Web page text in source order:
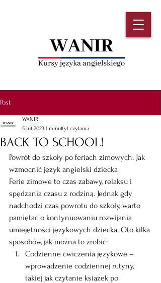
Post
BACK TO SCHOOL!
WANIR
5 lut 20231 minut(y) czytania
Powrót do szkoły po feriach zimowych: Jak
wzmocnić język angielski dziecka
Ferie zimowe to czas zabawy, relaksu i
spędzania czasu z rodziną. Jednak gdy
nadchodzi czas powrotu do szkoły, warto
pamiętać o kontynuowaniu rozwijania
umiejętności językowych dziecka. Oto kilka
sposobów, jak można to zrobić:
Codzienne ćwiczenia językowe –
wprowadzenie codziennej rutyny,
takiej jak czytanie książek po